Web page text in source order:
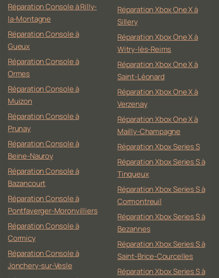
Réparation Console à Rilly-
la-Montagne
Réparation Console à
Gueux
Réparation Console à
Ormes
Réparation Console à
Muizon
Réparation Console à
Prunay
Réparation Console à
Beine-Nauroy
Réparation Console à
Bazancourt
Réparation Console à
Pontfaverger-Moronvilliers
Réparation Console à
Cormicy
Réparation Console à
Jonchery-sur-Vesle
Réparation Xbox One X à
Sillery
Réparation Xbox One X à
Witry-lès-Reims
Réparation Xbox One X à
Saint-Léonard
Réparation Xbox One X à
Verzenay
Réparation Xbox One X à
Mailly-Champagne
Réparation Xbox Series S
Réparation Xbox Series S à
Tinqueux
Réparation Xbox Series S à
Cormontreuil
Réparation Xbox Series S à
Bezannes
Réparation Xbox Series S à
Saint-Brice-Courcelles
Réparation Xbox Series S à